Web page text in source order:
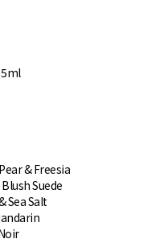
& Freesia
Blush Suede
Sea Salt